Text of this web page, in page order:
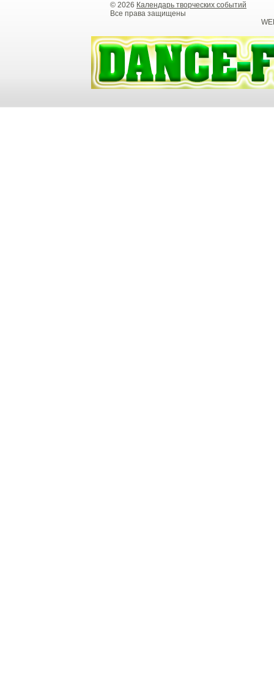
© 2026 Календарь творческих событий
Все права защищены